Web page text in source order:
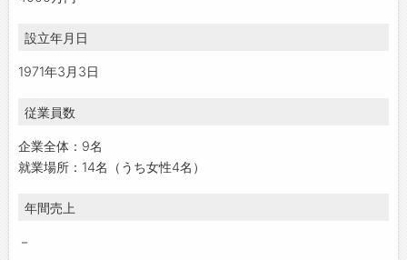
設立年月日
1971年3月3日
従業員数
企業全体：9名
就業場所：14名（うち女性4名）
年間売上
－